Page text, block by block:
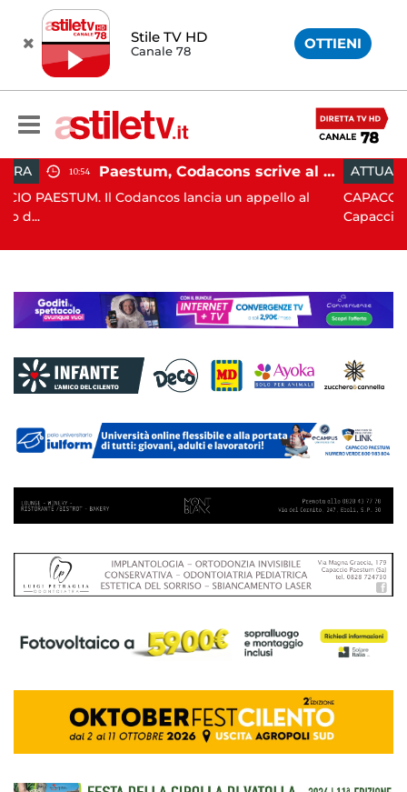
Stile TV HD
Canale 78 OTTIENI
Paestum, Codacons scrive al ministro Giuli: "Rilanciare scavi dell'Anfiteatro nell'area archeologica"
lancia un appello al
ATTUALITÀ 15:05
CAPACCIO PAESTUM.